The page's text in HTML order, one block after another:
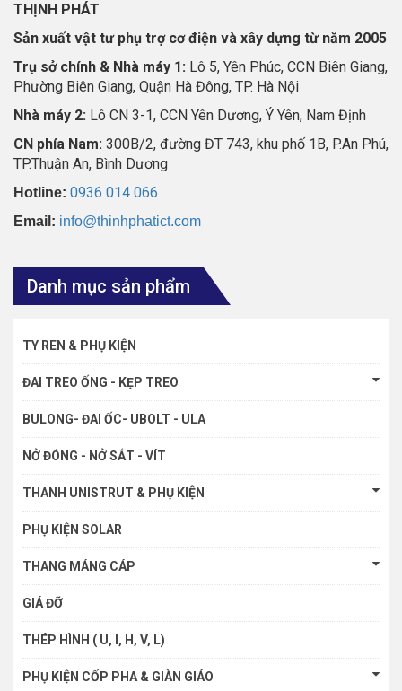
THỊNH PHÁT
Sản xuất vật tư phụ trợ cơ điện và xây dựng từ năm 2005
Trụ sở chính & Nhà máy 1: Lô 5, Yên Phúc, CCN Biên Giang,
Phường Biên Giang, Quận Hà Đông, TP. Hà Nội
Nhà máy 2: Lô CN 3-1, CCN Yên Dương, Ý Yên, Nam Định
CN phía Nam: 300B/2, đường ĐT 743, khu phố 1B, P.An Phú,
TP.Thuận An, Bình Dương
Hotline: 0936 014 066
Email: info@thinhphatict.com
Danh mục sản phẩm
TY REN & PHỤ KIỆN
ĐAI TREO ỐNG - KẸP TREO
BULONG- ĐAI ỐC- UBOLT - ULA
NỞ ĐÓNG - NỞ SẮT - VÍT
THANH UNISTRUT & PHỤ KIỆN
PHỤ KIỆN SOLAR
THANG MÁNG CÁP
GIÁ ĐỠ
THÉP HÌNH ( U, I, H, V, L)
PHỤ KIỆN CỐP PHA & GIÀN GIÁO